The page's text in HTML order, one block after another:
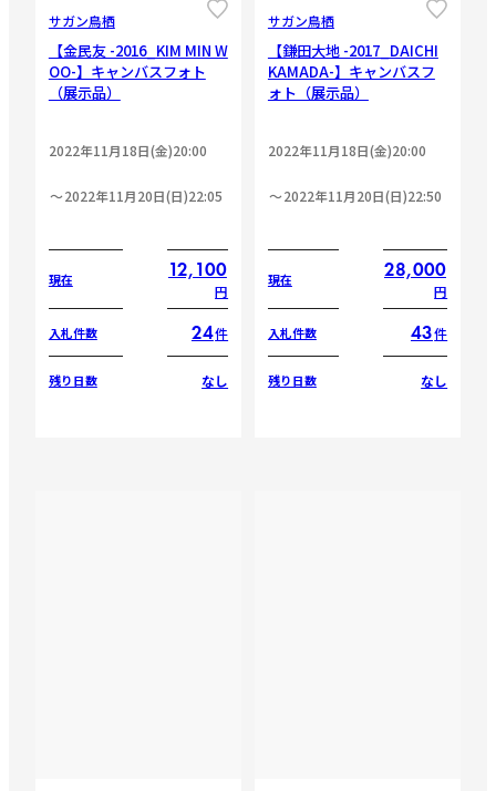
サガン鳥栖
【金民友 -2016_KIM MIN W
OO-】キャンバスフォト
（展示品）
2022年11月18日(金)20:00
2022年11月20日(日)22:05
現在 12,100
円
入札件数 24件
残り日数 なし
サガン鳥栖
【鎌田大地 -2017_DAICHI
KAMADA-】キャンバスフ
ォト（展示品）
2022年11月18日(金)20:00
2022年11月20日(日)22:50
現在 28,000
円
入札件数 43件
残り日数 なし